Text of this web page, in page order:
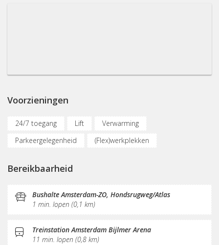
Voorzieningen
24/7 toegang Lift
Verwarming
Parkeergelegenheid
(Flex)werkplekken
Printservice
KVK-inschrijving
Restaurant
Koffie/thee Pantry
Schoonmaak
Receptie
Bereikbaarheid
Bushalte Amsterdam-ZO, Hondsrugweg/Atlas
1 min. lopen (0,1 km)
Treinstation Amsterdam Bijlmer Arena
11 min. lopen (0,8 km)